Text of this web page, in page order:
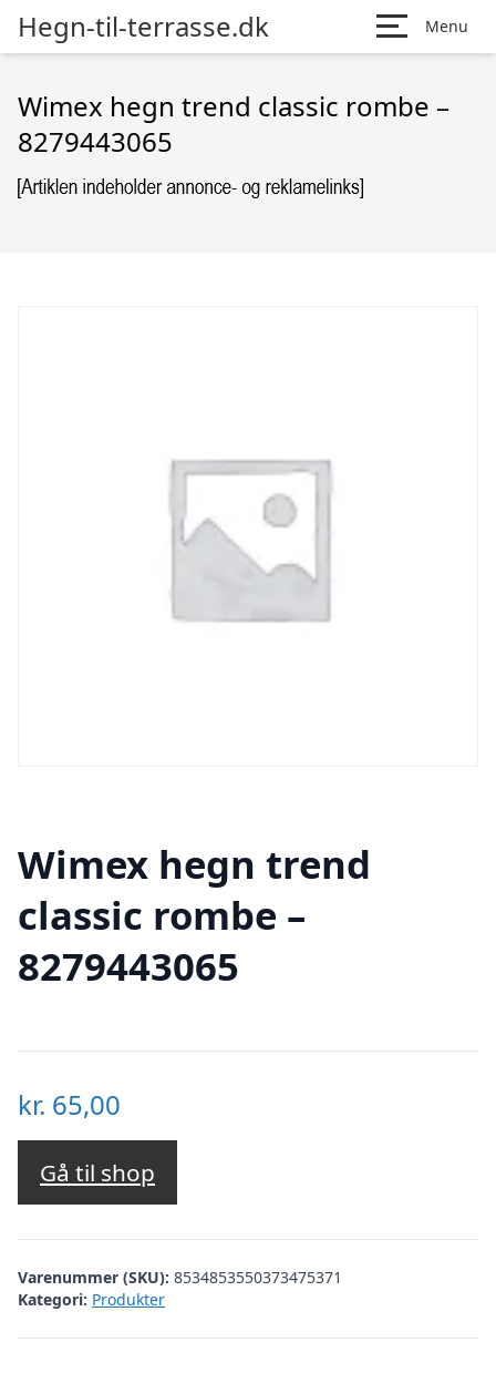
Hegn-til-terrasse.dk Menu
Wimex hegn trend classic rombe –
8279443065
Wimex hegn trend
classic rombe –
8279443065
kr. 65,00
Gå til shop
Varenummer (SKU): 8534853550373475371
Kategori: Produkter